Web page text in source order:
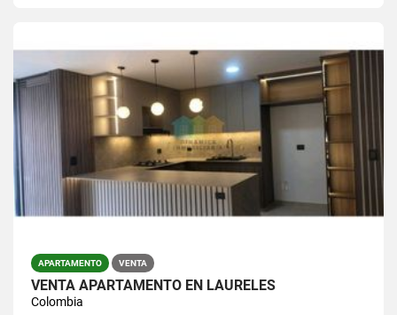
APARTAMENTO VENTA
VENTA APARTAMENTO EN LAURELES
Colombia